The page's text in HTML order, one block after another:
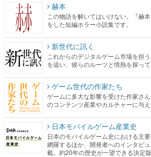
赫本
この物語を解いてはいけない。『赫
をした短編ホラー小説集です。
新世代に訊く
これからのデジタルゲーム市場を担
を追い、彼らのルーツと情熱を探って
ゲーム世代の作家たち
ゲームに多大な影響を受けた作家さ
のコンテンツ産業やカルチャーに与え
日本モバイルゲーム産業史
日本のモバイルゲーム史における主
網羅するほか、開発者へのインタビ
載。約20年の歴史が一望できる決定版